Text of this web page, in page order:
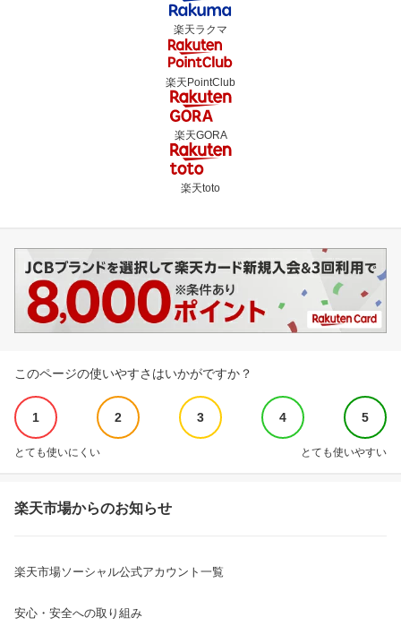
楽天ラクマ
楽天PointClub
楽天GORA
楽天toto
このページの使いやすさはいかがですか？
1 2 3 4 5
とても使いにくい とても使いやすい
楽天市場からのお知らせ
楽天市場ソーシャル公式アカウント一覧
安心・安全への取り組み